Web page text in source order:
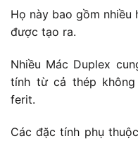
Họ này bao gồm
được tạo ra.
Nhiều Mác Duplex
tính từ cả thép
ferit.
Các đặc tính phụ